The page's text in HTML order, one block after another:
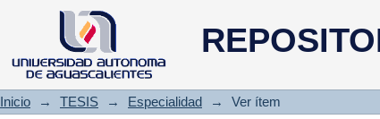
Asociación entre la
COVID-19 y el desarrollo de
Hospital General de Zona N° 2
Inicio → TESIS → Especialidad → Ver ítem